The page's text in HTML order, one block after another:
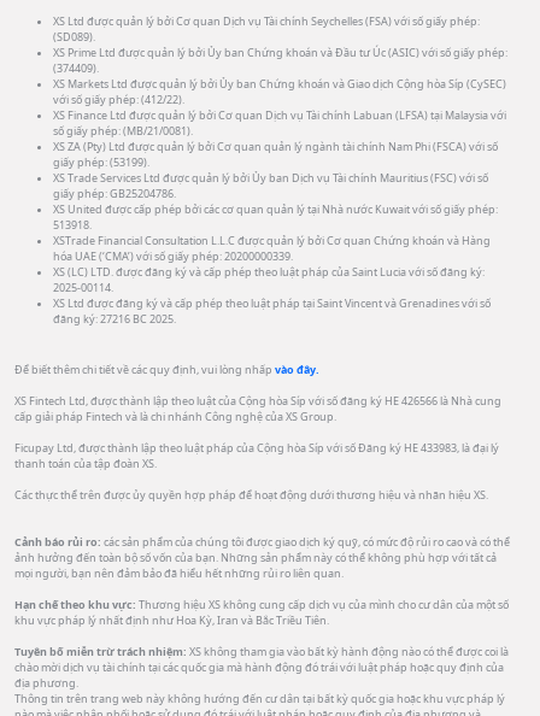
XS Ltd được quản lý bởi Cơ quan Dịch vụ Tài chính Seychelles (FSA) với số giấy phép:
(SD089).
XS Prime Ltd được quản lý bởi Ủy ban Chứng khoán và Đầu tư Úc (ASIC) với số giấy phép:
(374409).
XS Markets Ltd được quản lý bởi Ủy ban Chứng khoán và Giao dịch Cộng hòa Síp (CySEC)
với số giấy phép: (412/22).
XS Finance Ltd được quản lý bởi Cơ quan Dịch vụ Tài chính Labuan (LFSA) tại Malaysia với
số giấy phép: (MB/21/0081).
XS ZA (Pty) Ltd được quản lý bởi Cơ quan quản lý ngành tài chính Nam Phi (FSCA) với số
giấy phép: (53199).
XS Trade Services Ltd được quản lý bởi Ủy ban Dịch vụ Tài chính Mauritius (FSC) với số
giấy phép: GB25204786.
XS United được cấp phép bởi các cơ quan quản lý tại Nhà nước Kuwait với số giấy phép:
513918.
XSTrade Financial Consultation L.L.C được quản lý bởi Cơ quan Chứng khoán và Hàng
hóa UAE (‘CMA’) với số giấy phép: 20200000339.
XS (LC) LTD. được đăng ký và cấp phép theo luật pháp của Saint Lucia với số đăng ký:
2025-00114.
XS Ltd được đăng ký và cấp phép theo luật pháp tại Saint Vincent và Grenadines với số
đăng ký: 27216 BC 2025.
Để biết thêm chi tiết về các quy định, vui lòng nhấp vào đây.
XS Fintech Ltd, được thành lập theo luật của Cộng hòa Síp với số đăng ký HE 426566 là Nhà cung
cấp giải pháp Fintech và là chi nhánh Công nghệ của XS Group.
Ficupay Ltd, được thành lập theo luật pháp của Cộng hòa Síp với số Đăng ký HE 433983, là đại lý
thanh toán của tập đoàn XS.
Các thực thể trên được ủy quyền hợp pháp để hoạt động dưới thương hiệu và nhãn hiệu XS.
Cảnh báo rủi ro: các sản phẩm của chúng tôi được giao dịch ký quỹ, có mức độ rủi ro cao và có thể
ảnh hưởng đến toàn bộ số vốn của bạn. Những sản phẩm này có thể không phù hợp với tất cả
mọi người, bạn nên đảm bảo đã hiểu hết những rủi ro liên quan.
Hạn chế theo khu vực: Thương hiệu XS không cung cấp dịch vụ của mình cho cư dân của một số
khu vực pháp lý nhất định như Hoa Kỳ, Iran và Bắc Triều Tiên.
Tuyên bố miễn trừ trách nhiệm: XS không tham gia vào bất kỳ hành động nào có thể được coi là
chào mời dịch vụ tài chính tại các quốc gia mà hành động đó trái với luật pháp hoặc quy định của
địa phương.
Thông tin trên trang web này không hướng đến cư dân tại bất kỳ quốc gia hoặc khu vực pháp lý